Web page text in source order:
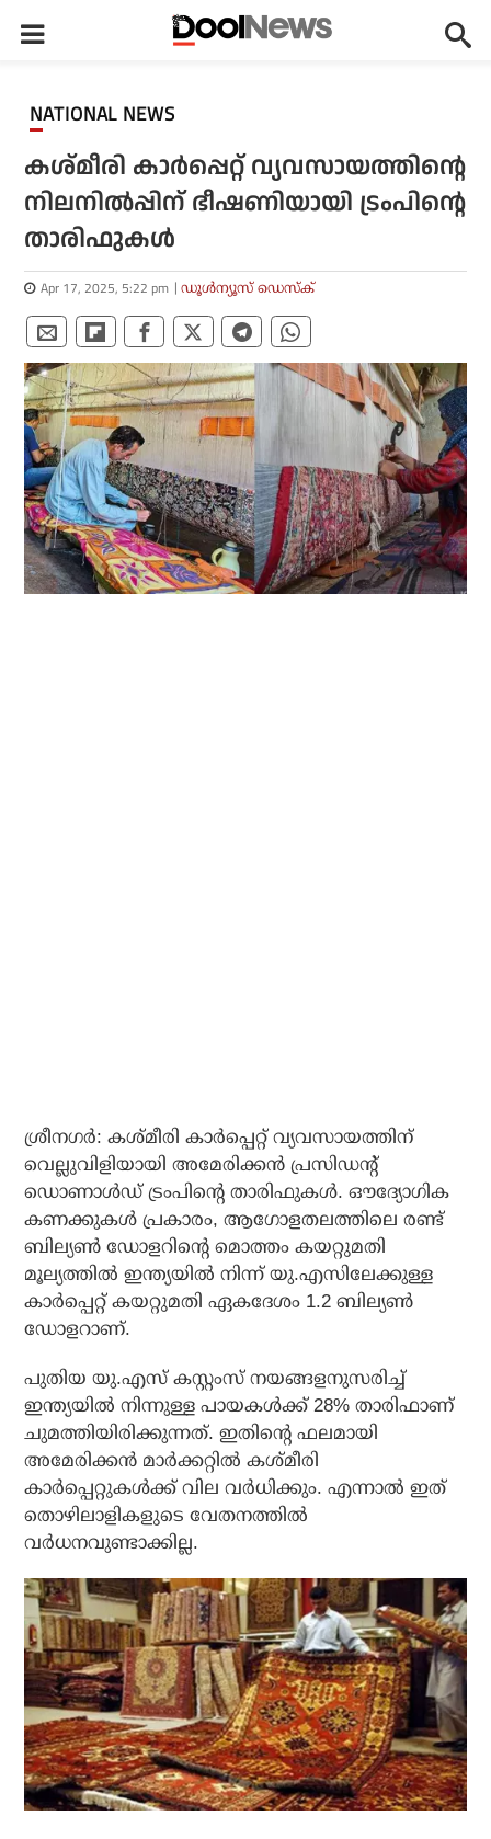
NATIONAL NEWS
കശ്മീരി കാര്‍പ്പെറ്റ് വ്യവസായത്തിന്റെ
നിലനില്‍പ്പിന് ഭീഷണിയായി ട്രംപിന്റെ
താരിഫുകള്‍
Apr 17, 2025, 5:22 pm ഡൂള്‍ന്യൂസ് ഡെസ്‌ക്
ശ്രീനഗര്‍: കശ്മീരി കാര്‍പ്പെറ്റ് വ്യവസായത്തിന്
വെല്ലുവിളിയായി അമേരിക്കന്‍ പ്രസിഡന്റ്
ഡൊണാള്‍ഡ് ട്രംപിന്റെ താരിഫുകള്‍. ഔദ്യോഗിക
കണക്കുകള്‍ പ്രകാരം, ആഗോളതലത്തിലെ രണ്ട്
ബില്യണ്‍ ഡോളറിന്റെ മൊത്തം കയറ്റുമതി
മൂല്യത്തില്‍ ഇന്ത്യയില്‍ നിന്ന് യു.എസിലേക്കുള്ള
കാര്‍പ്പെറ്റ് കയറ്റുമതി ഏകദേശം 1.2 ബില്യണ്‍
ഡോളറാണ്.
പുതിയ യു.എസ് കസ്റ്റംസ് നയങ്ങളനുസരിച്ച്
ഇന്ത്യയില്‍ നിന്നുള്ള പായകള്‍ക്ക് 28% താരിഫാണ്
ചുമത്തിയിരിക്കുന്നത്. ഇതിന്റെ ഫലമായി
അമേരിക്കന്‍ മാര്‍ക്കറ്റില്‍ കശ്മീരി
കാര്‍പ്പെറ്റുകള്‍ക്ക് വില വര്‍ധിക്കും. എന്നാല്‍ ഇത്
തൊഴിലാളികളുടെ വേതനത്തില്‍
വര്‍ധനവുണ്ടാക്കില്ല.